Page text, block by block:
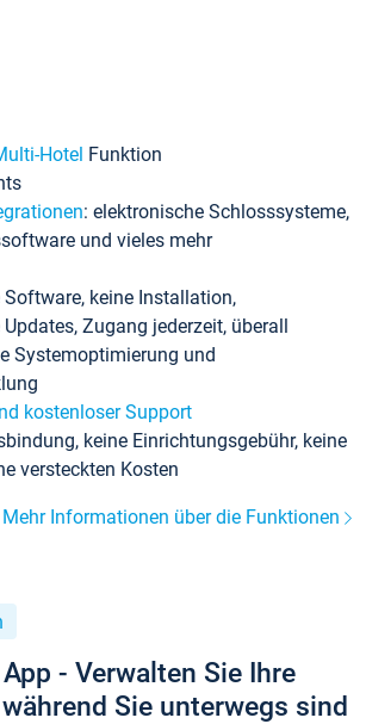
Hotel Funktion
: elektronische Schlosssysteme,
und vieles mehr
Software, keine Installation,
Zugang jederzeit, überall
Systemoptimierung und
kostenloser Support
keine Einrichtungsgebühr, keine
versteckten Kosten
Mehr Informationen über die Funktionen
- Verwalten Sie Ihre
Sie unterwegs sind